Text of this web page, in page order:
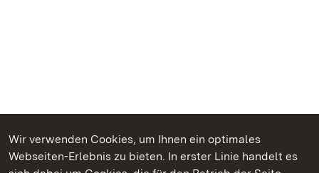
Wir verwenden Cookies, um Ihnen ein optimales
Webseiten-Erlebnis zu bieten. In erster Linie handelt es
Kommen. Staunen. Genießen.